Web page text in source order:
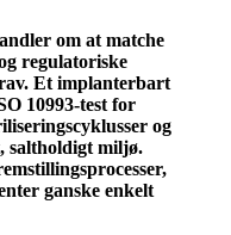
om at matche
regulatoriske
Et implanterbart
10993-test for
og
saltholdigt miljø.
ganske enkelt